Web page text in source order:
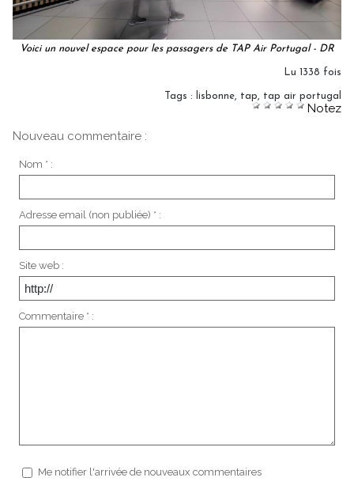
Voici un nouvel espace pour les passagers de TAP Air Portugal - DR
Lu 1338 fois
Tags : lisbonne, tap, tap air portugal
Notez
Nouveau commentaire :
Nom * :
Adresse email (non publiée) * :
Site web :
Commentaire * :
Me notifier l'arrivée de nouveaux commentaires